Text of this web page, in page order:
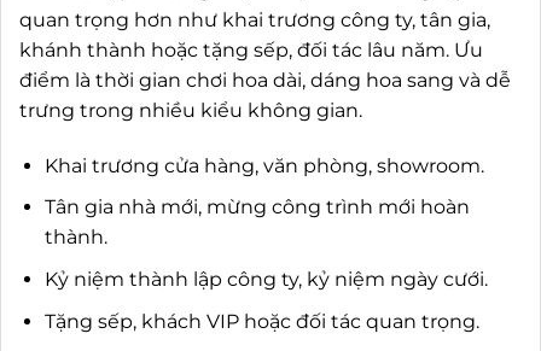
quan trọng hơn như khai trương công ty, tân gia,
khánh thành hoặc tặng sếp, đối tác lâu năm. Ưu
điểm là thời gian chơi hoa dài, dáng hoa sang và dễ
trưng trong nhiều kiểu không gian.
Khai trương cửa hàng, văn phòng, showroom.
Tân gia nhà mới, mừng công trình mới hoàn
thành.
Kỷ niệm thành lập công ty, kỷ niệm ngày cưới.
Tặng sếp, khách VIP hoặc đối tác quan trọng.